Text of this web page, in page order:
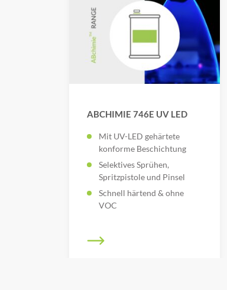
ABCHIMIE 746E UV LED
Mit UV-LED gehärtete
konforme Beschichtung
Selektives Sprühen,
Spritzpistole und Pinsel
Schnell härtend & ohne
VOC